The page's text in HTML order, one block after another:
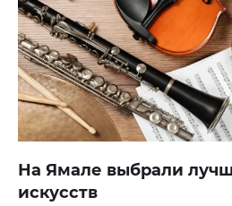
На Ямале выбрали
искусств